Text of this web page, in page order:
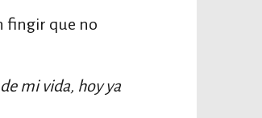
fingir que no
mi vida, hoy ya